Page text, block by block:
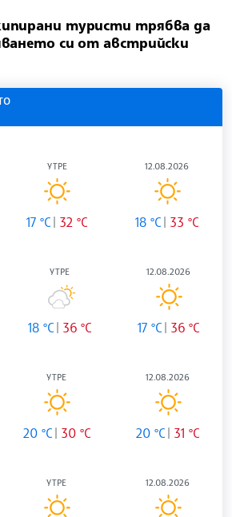
туристи трябва да
си от австрийски
УТРЕ
17 °C 32 °C
12.08.2026
18 °C 33 °C
УТРЕ
18 °C 36 °C
12.08.2026
17 °C 36 °C
УТРЕ
20 °C 30 °C
12.08.2026
20 °C 31 °C
УТРЕ 12.08.2026